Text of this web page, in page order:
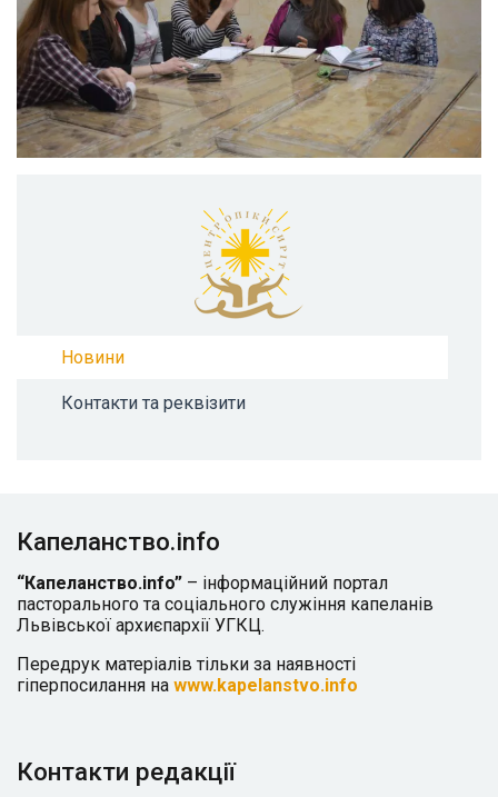
Новини
Контакти та реквізити
Капеланство.info
“Капеланство.info” – інформаційний портал
пасторального та соціального служіння капеланів
Львівської архиєпархії УГКЦ.
Передрук матеріалів тільки за наявності
гіперпосилання на www.kapelanstvo.info
Контакти редакції